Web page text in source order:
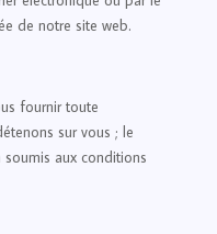
de notre site web.
fournir toute
sur vous ; le
aux conditions